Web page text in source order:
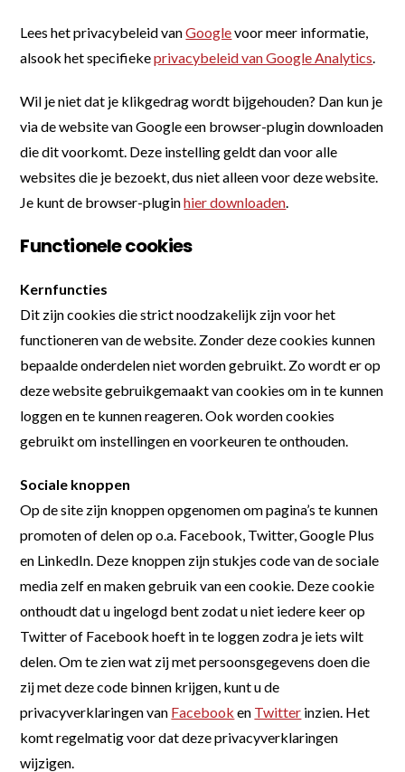
Lees het privacybeleid vanGooglevoor meer informatie,
alsook het specifiekeprivacybeleid van Google Analytics.
Wil je niet dat je klikgedrag wordt bijgehouden? Dan kun je
via de website van Google een browser-plugin downloaden
die dit voorkomt. Deze instelling geldt dan voor alle
websites die je bezoekt, dus niet alleen voor deze website.
Je kunt de browser-pluginhier downloaden.
Functionele cookies
Kernfuncties
Dit zijn cookies die strict noodzakelijk zijn voor het
functioneren van de website. Zonder deze cookies kunnen
bepaalde onderdelen niet worden gebruikt. Zo wordt er op
deze website gebruikgemaakt van cookies om in te kunnen
loggen en te kunnen reageren. Ook worden cookies
gebruikt om instellingen en voorkeuren te onthouden.
Sociale knoppen
Op de site zijn knoppen opgenomen om pagina’s te kunnen
promoten of delen op o.a. Facebook, Twitter, Google Plus
en LinkedIn. Deze knoppen zijn stukjes code van de sociale
media zelf en maken gebruik van een cookie. Deze cookie
onthoudt dat u ingelogd bent zodat u niet iedere keer op
Twitter of Facebook hoeft in te loggen zodra je iets wilt
delen. Om te zien wat zij met persoonsgegevens doen die
zij met deze code binnen krijgen, kunt u de
privacyverklaringen van Facebook en Twitter inzien. Het
komt regelmatig voor dat deze privacyverklaringen
wijzigen.